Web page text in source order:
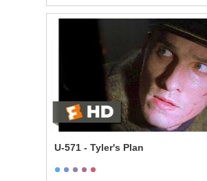
U-571 - Tyler's Plan